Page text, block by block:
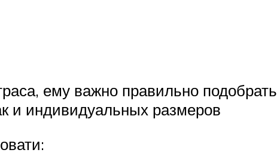
ему важно правильно
и индивидуальных размеров